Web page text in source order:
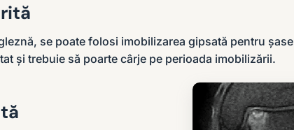
se poate folosi imobilizarea gipsată pentru
și trebuie să poarte cârje pe perioada imobilizării.